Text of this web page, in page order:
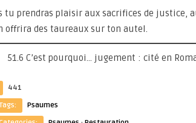
tu prendras plaisir aux sacrifices de justice,
offrira des taureaux sur ton autel.
C’est pourquoi… jugement : cité en
441
Psaumes